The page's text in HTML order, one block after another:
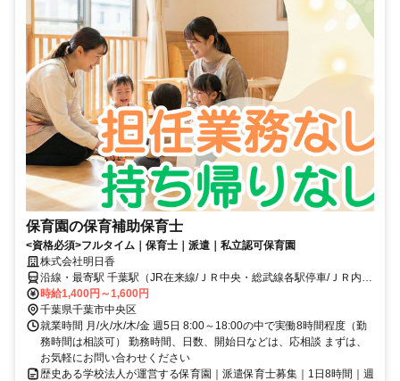
保育園の保育補助保育士
<資格必須>フルタイム｜保育士｜派遣｜私立認可保育園
株式会社明日香
沿線・最寄駅 千葉駅（JR在来線/ＪＲ中央・総武線各駅停車/ＪＲ内房
線/ＪＲ外房線/ＪＲ成田線(千葉－銚子)/ＪＲ総武線快速）より徒歩1分
千葉駅（千葉都市モノレール１号線/千葉都市モノレール２号線）よ
り徒歩1分京成千葉駅（京成千葉線）より徒歩3分
時給1,400円～1,600円
千葉県千葉市中央区
就業時間 月/火/水/木/金 週5日 8:00～18:00の中で実働8時間程度（勤
務時間は相談可） 勤務時間、日数、開始日などは、応相談 まずは、
お気軽にお問い合わせください
歴史ある学校法人が運営する保育園｜派遣保育士募集｜1日8時間｜週